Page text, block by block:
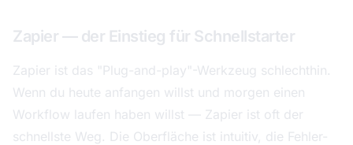
Zapier — der Einstieg für Schnellstarter
Zapier ist das "Plug-and-play"-Werkzeug schlechthin.
Wenn du heute anfangen willst und morgen einen
Workflow laufen haben willst — Zapier ist oft der
schnellste Weg. Die Oberfläche ist intuitiv, die Fehler-